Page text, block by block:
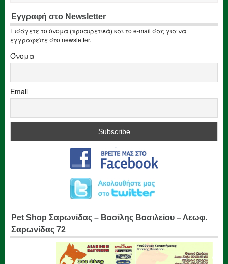
Εγγραφή στο Newsletter
Εισάγετε το όνομα (προαιρετικά) και το e-mail σας για να
εγγραφείτε στο newsletter.
Όνομα
Email
Pet Shop Σαρωνίδας – Βασίλης Βασιλείου – Λεωφ.
Σαρωνίδας 72